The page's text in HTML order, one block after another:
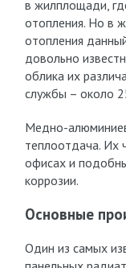
в жилплощади,
отопления. Но в
отопления
довольно
облика их
службы – около
Медно-
теплоотдача. Их
офисах и
коррозии.
Основные
Один из самых